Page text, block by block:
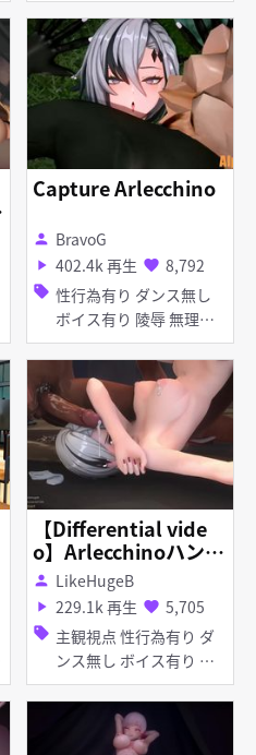
アヘ顔 拘束 羞恥 触手
Capture Arlecchino
person BravoG
play_arrow 402.4k 再生 favorite 8,792
sell 性行為有り ダンス無し
ボイス有り 陵辱 無理や
り 異種姦 タイツ・スト
ッキング アヘ顔 種付け
プレス 手コキ 輪姦
【Differential vide
o】Arlecchinoハンタ
ーと獲物 （差分）
person LikeHugeB
play_arrow 229.1k 再生 favorite 5,705
sell 主観視点 性行為有り ダ
ンス無し ボイス有り 淫
乱 巨乳 タイツ・ストッ
キング 乱交